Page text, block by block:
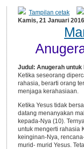
Tampilan cetak
Kamis, 21 Januari 2016
Judul: Anugerah untuk
Ketika seseorang
rahasia, berarti orang
menjaga kerahasiaan.
Ketika Yesus tidak
datang menanyakan
kepada-Nya (10).
untuk mengerti rahasia
keinginan-Nya,
murid- murid Yesus.